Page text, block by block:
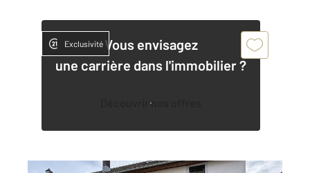
Vous envisagez
une carrière dans l'immobilier ?
Découvrir nos offres
Exclusivité